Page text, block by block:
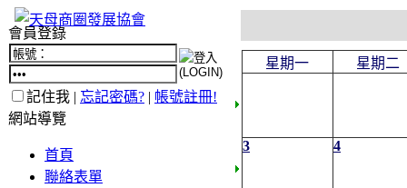
會員登錄
記住我 | 忘記密碼? | 帳號註冊!
網站導覽
首頁
聯絡表單
星期一 星期二
3 4